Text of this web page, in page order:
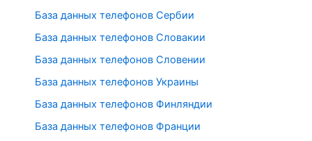
База данных телефонов Сербии
База данных телефонов Словакии
База данных телефонов Словении
База данных телефонов Украины
База данных телефонов Финляндии
База данных телефонов Франции